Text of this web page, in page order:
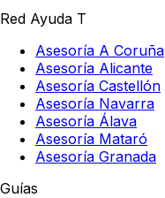
Red Ayuda T
Asesoría A Coruña
Asesoría Alicante
Asesoría Castellón
Asesoría Navarra
Asesoría Álava
Asesoría Mataró
Asesoría Granada
Guías